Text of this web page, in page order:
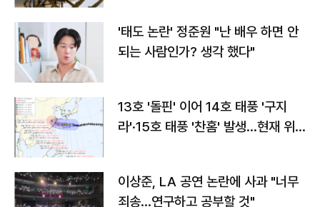
'태도 논란' 정준원 "난 배우 하면 안
되는 사람인가? 생각 했다"
13호 '돌핀' 이어 14호 태풍 '구지
라'·15호 태풍 '찬홈' 발생…현재 위
이상준, LA 공연 논란에 사과 "너무
죄송…연구하고 공부할 것"